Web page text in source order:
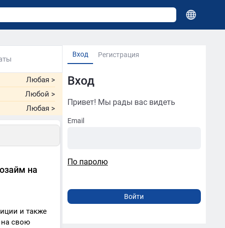
Вход Регистрация
Вход
Привет! Мы рады вас видеть
Email
По паролю
Любая >
Любой >
Любая >
на
и также
на свою